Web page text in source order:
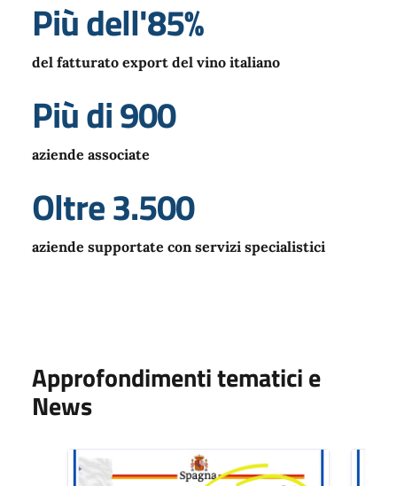
Più dell'85%
del fatturato export del vino italiano
Più di 900
aziende associate
Oltre 3.500
aziende supportate con servizi specialistici
Approfondimenti tematici e
News